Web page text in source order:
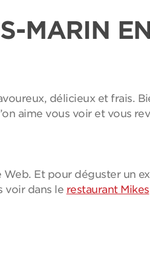
MARIN
délicieux et frais.
aime vous voir et vous
Web. Et pour déguster un
voir dans le restaurant Mikes